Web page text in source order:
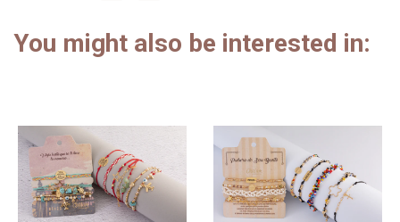
You might also be interested in: